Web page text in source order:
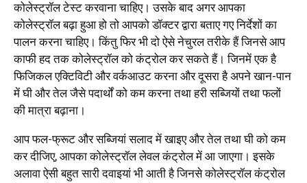
कोलेस्ट्रॉल टेस्ट करवाना चाहिए। उसके बाद अगर आपका
कोलेस्ट्रॉल बढ़ा हुआ हो तो आपको डॉक्टर द्वारा बताए गए निर्देशों का
पालन करना चाहिए। किंतु फिर भी दो ऐसे नेचुरल तरीके हैं जिनसे आप
काफी हद तक कोलेस्ट्रॉल को कंट्रोल कर सकते हैं। जिनमें एक है
फिजिकल एक्टिविटी और वर्कआउट करना और दूसरा है अपने खान-पान
में घी और तेल जैसे पदार्थों को कम करना तथा हरी सब्जियों तथा फलों
की मात्रा बढ़ाना।
आप फल-फ्रूट और सब्जियां सलाद में खाइए और तेल तथा घी को कम
कर दीजिए, आपका कोलेस्ट्रॉल लेवल कंट्रोल में आ जाएगा। इसके
अलावा ऐसी बहुत सारी दवाइयां भी आती है जिनसे कोलेस्ट्रॉल कंट्रोल